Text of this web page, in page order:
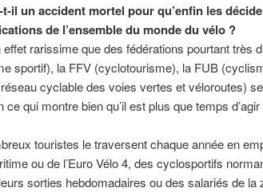
t-il un accident mortel pour qu’enfin les
de l’ensemble du monde du vélo ?
effet rarissime que des fédérations pourtant très
sportif), la FFV (cyclotourisme), la FUB
cyclable des voies vertes et véloroutes)
ce qui montre bien qu’il est plus que temps d’agir
touristes le traversent chaque année en
ou de l’Euro Vélo 4, des cyclosportifs
sorties hebdomadaires ou des salariés de la